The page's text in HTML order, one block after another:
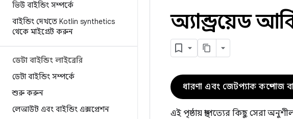
ভিউ বাইন্ডিং সম্পর্কে
বাইন্ডিং দেখতে Kotlin synthetics
থেকে মাইগ্রেট করুন
ডেটা বাইন্ডিং লাইব্রেরি
ডেটা বাইন্ডিং সম্পর্কে
শুরু করুন
লেআউট এবং বাইন্ডিং এক্সপ্রেশন
অ্যান্ড্রয়েড
ধারণা এবং জেটপ্যাক কম্পোজ
এই পৃষ্ঠায় স্থাপত্যের কিছু সেরা